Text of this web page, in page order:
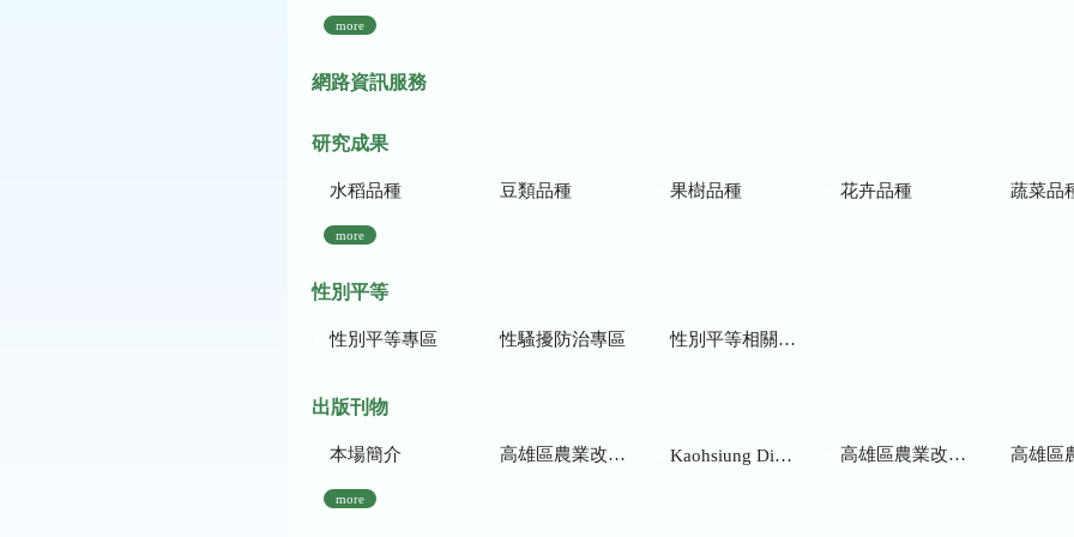
more
網路資訊服務
研究成果
水稻品種 豆類品種 果樹品種 花卉品種 蔬菜品
more
性別平等
性別平等專區 性騷擾防治專區 性別平等相關網站
出版刊物
本場簡介 高雄區農業改良場研究彙報 Kaohsiung District Agricultural Research and Extension Station 高雄區農業改良場年報 高雄區
more